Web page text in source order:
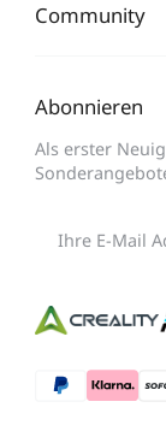
Community
Abonnieren
Als erster